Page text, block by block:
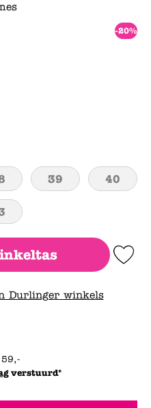
-20%
39 40
Add to
Durlinger winkels
verstuurd*